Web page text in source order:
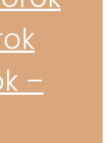
–